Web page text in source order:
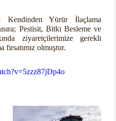
Kendinden Yürür İlaçlama
Pestisit, Bitki Besleme ve
ziyaretçilerimize gerekli
olmuştur.